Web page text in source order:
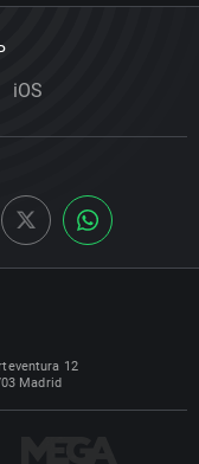
iOS
12
Madrid